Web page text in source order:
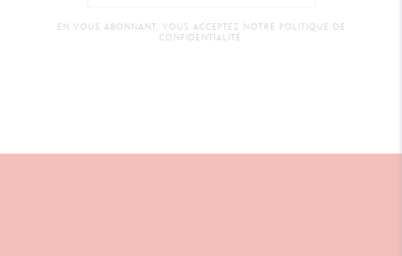
EN VOUS ABONNANT, VOUS ACCEPTEZ NOTRE POLITIQUE DE
CONFIDENTIALITÉ.